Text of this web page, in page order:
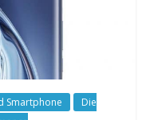
Smartphone
Die